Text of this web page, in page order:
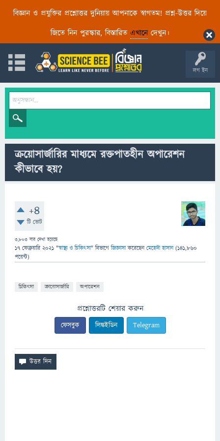
বিজ্ঞান ও প্রযুক্তির প্রশ্নোত্তর দুনিয়ায় আপনাকে স্বাগতম! প্রশ্ন-উত্তর দিয়ে
জিতে নিন পুরস্কার, বিস্তারিত এখানেদেখুন।
লগ ইন
ক্রয়ােসার্জারির মাধ্যমে রক্তপাতহীন অপারেশন
কীভাবে হয়?
+4
টি ভোট
3,803 বার দেখা হয়েছে
17 ফেব্রুয়ারি 2021 "স্বাস্থ্য ও চিকিৎসা" বিভাগে জিজ্ঞাসাকরেছেনমেহেদী হাসান (141,860
পয়েন্ট)
চিকিৎসা ক্রায়োসার্জারি অপারেশন
প্রশ্নোত্তরটি শেয়ার করুন
ফেসবুক লিঙ্কইডিন Telegram